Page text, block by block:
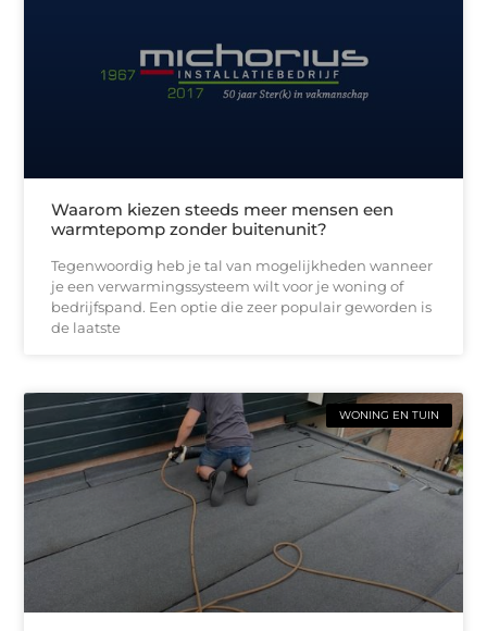
Waarom kiezen steeds meer mensen een
warmtepomp zonder buitenunit?
Tegenwoordig heb je tal van mogelijkheden wanneer
je een verwarmingssysteem wilt voor je woning of
bedrijfspand. Een optie die zeer populair geworden is
de laatste
WONING EN TUIN